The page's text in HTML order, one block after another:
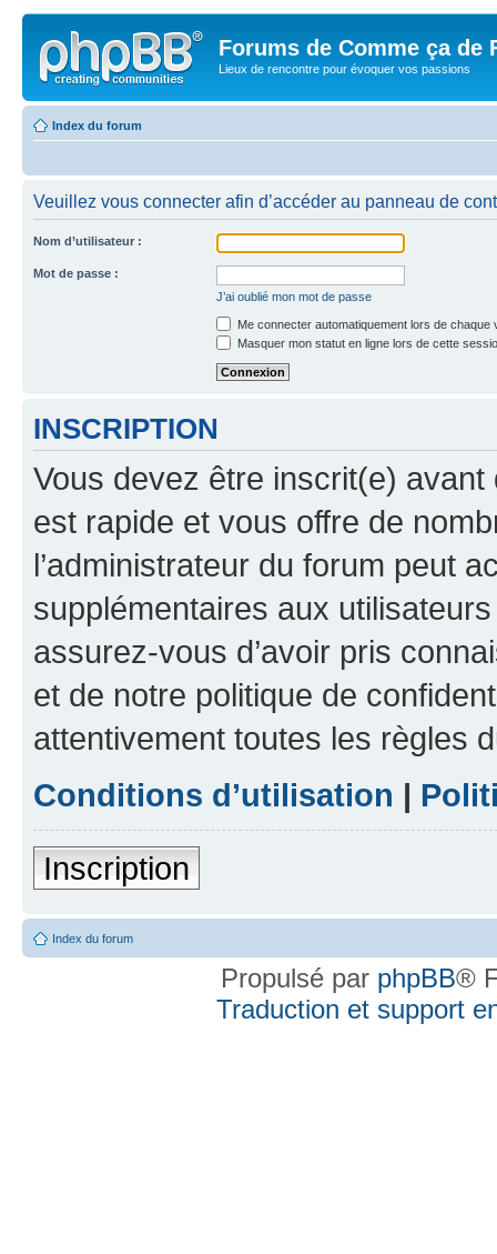
Forums de Comme ça de
Lieux de rencontre pour évoquer vos passions
Index du forum
Veuillez vous connecter afin d’accéder au panneau de
Nom d’utilisateur :
Mot de passe :
J’ai oublié mon mot de passe
Me connecter automatiquement lors de chaque
Masquer mon statut en ligne lors de cette
INSCRIPTION
Vous devez être inscrit(e) avant
est rapide et vous offre de
l’administrateur du forum peut
supplémentaires aux
assurez-vous d’avoir pris
et de notre politique de
attentivement toutes les règles
Conditions d’utilisation |
Inscription
Index du forum
Propulsé par phpBB®
Traduction et support